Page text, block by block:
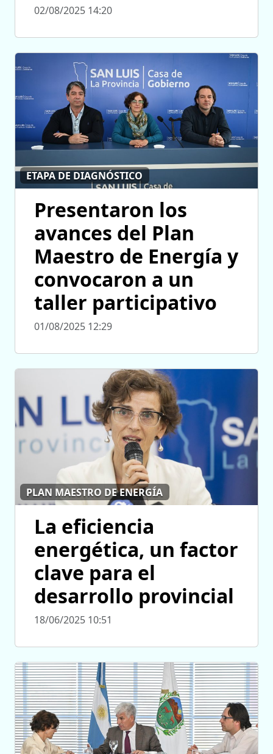
02/08/2025 14:20
ETAPA DE DIAGNÓSTICO
Presentaron los
avances del Plan
Maestro de Energía y
convocaron a un
taller participativo
01/08/2025 12:29
PLAN MAESTRO DE ENERGÍA
La eficiencia
energética, un factor
clave para el
desarrollo provincial
18/06/2025 10:51